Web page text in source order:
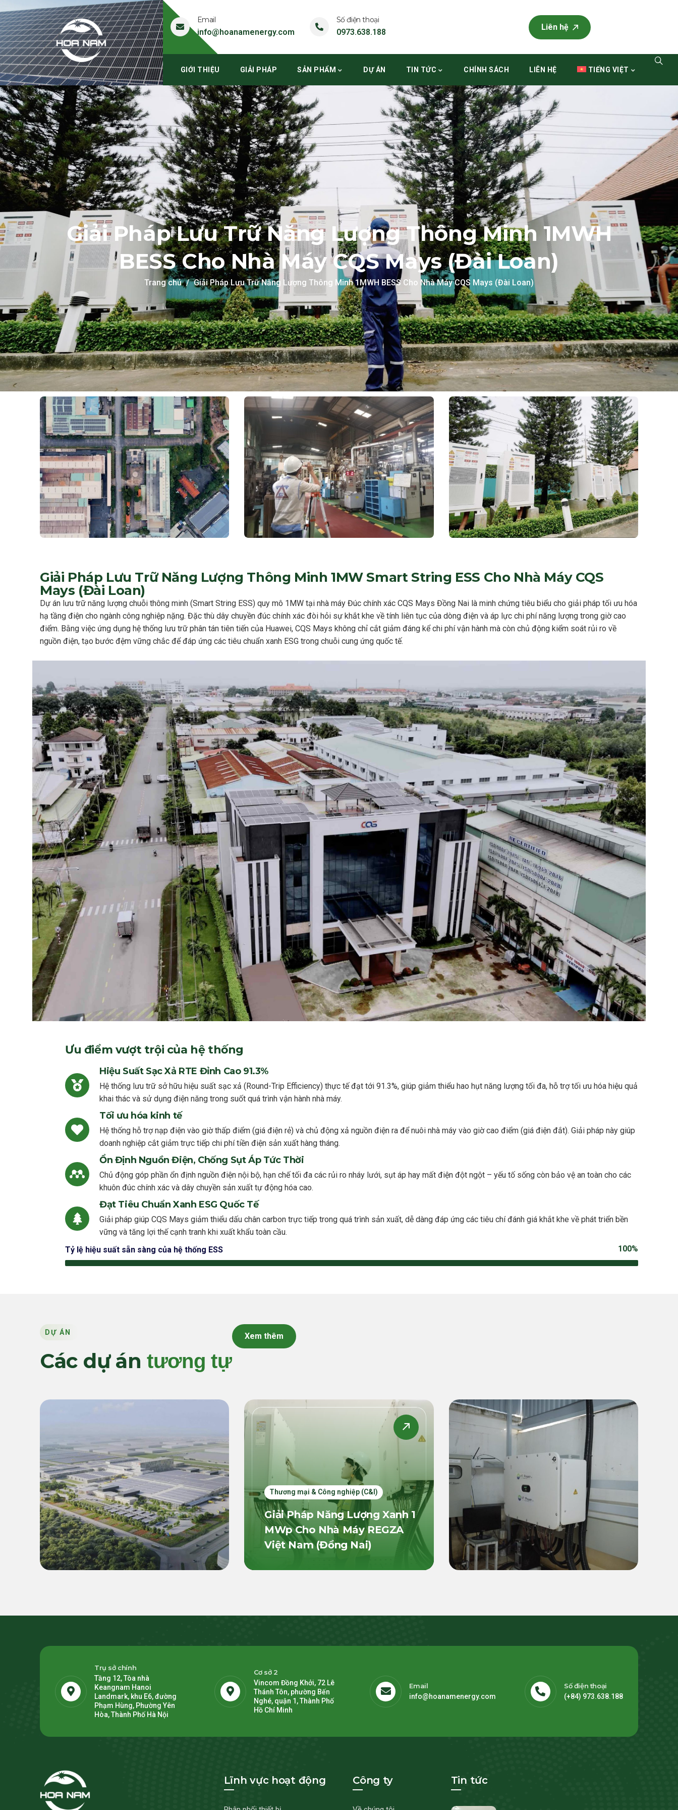
Email
info@hoanamenergy.com
Số điện thoại
0973.638.188
Liên hệ
GIỚI THIỆU GIẢI PHÁP SẢN PHẨM DỰ ÁN TIN TỨC CHÍNH SÁCH LIÊN HỆ TIẾNG VIỆT
Giải Pháp Lưu Trữ Năng Lượng Thông Minh 1MWH
BESS Cho Nhà Máy CQS Mays (Đài Loan)
Trang chủ Giải Pháp Lưu Trữ Năng Lượng Thông Minh 1MWH BESS Cho Nhà Máy CQS Mays (Đài Loan)
Giải Pháp Lưu Trữ Năng Lượng Thông Minh 1MW Smart String ESS Cho Nhà Máy CQS
Mays (Đài Loan)
Dự án lưu trữ năng lượng chuỗi thông minh (Smart String ESS) quy mô 1MW tại nhà máy Đúc chính xác CQS Mays Đồng Nai là minh chứng tiêu biểu cho giải pháp tối ưu hóa
hạ tầng điện cho ngành công nghiệp nặng. Đặc thù dây chuyền đúc chính xác đòi hỏi sự khắt khe về tính liên tục của dòng điện và áp lực chi phí năng lượng trong giờ cao
điểm. Bằng việc ứng dụng hệ thống lưu trữ phân tán tiên tiến của Huawei, CQS Mays không chỉ cắt giảm đáng kể chi phí vận hành mà còn chủ động kiểm soát rủi ro về
nguồn điện, tạo bước đệm vững chắc để đáp ứng các tiêu chuẩn xanh ESG trong chuỗi cung ứng quốc tế.
Ưu điểm vượt trội của hệ thống
Hiệu Suất Sạc Xả RTE Đỉnh Cao 91.3%
Hệ thống lưu trữ sở hữu hiệu suất sạc xả (Round-Trip Efficiency) thực tế đạt tới 91.3%, giúp giảm thiểu hao hụt năng lượng tối đa, hỗ trợ tối ưu hóa hiệu quả
khai thác và sử dụng điện năng trong suốt quá trình vận hành nhà máy.
Tối ưu hóa kinh tế
Hệ thống hỗ trợ nạp điện vào giờ thấp điểm (giá điện rẻ) và chủ động xả nguồn điện ra để nuôi nhà máy vào giờ cao điểm (giá điện đắt). Giải pháp này giúp
doanh nghiệp cắt giảm trực tiếp chi phí tiền điện sản xuất hàng tháng.
Ổn Định Nguồn Điện, Chống Sụt Áp Tức Thời
Chủ động góp phần ổn định nguồn điện nội bộ, hạn chế tối đa các rủi ro nháy lưới, sụt áp hay mất điện đột ngột – yếu tố sống còn bảo vệ an toàn cho các
khuôn đúc chính xác và dây chuyền sản xuất tự động hóa cao.
Đạt Tiêu Chuẩn Xanh ESG Quốc Tế
Giải pháp giúp CQS Mays giảm thiểu dấu chân carbon trực tiếp trong quá trình sản xuất, dễ dàng đáp ứng các tiêu chí đánh giá khắt khe về phát triển bền
vững và tăng lợi thế cạnh tranh khi xuất khẩu toàn cầu.
Tỷ lệ hiệu suất sẵn sàng của hệ thống ESS
100%
DỰ ÁN
Các dự án tương tự
Xem thêm
Thương mại & Công nghiệp (C&I)
Giải Pháp Năng Lượng Xanh
55 MWp Inverter & 22.4 MWh
BESS Cho Siêu Nhà Máy
LEGO Bình Dương 2
Thương mại & Công nghiệp (C&I)
Giải Pháp Năng Lượng Xanh 1
MWp Cho Nhà Máy REGZA
Việt Nam (Đồng Nai)
Thương mại & Công nghiệp (C&I)
Giải Pháp Năng Lượng Xanh 1
MWp Cho Nhà Máy Giày
Thiên Diệu (FDI Hòa Bình)
Trụ sở chính
Tầng 12, Tòa nhà
Keangnam Hanoi
Landmark, khu E6, đường
Phạm Hùng, Phường Yên
Hòa, Thành Phố Hà Nội
Cơ sở 2
Vincom Đồng Khởi, 72 Lê
Thánh Tôn, phường Bến
Nghé, quận 1, Thành Phố
Hồ Chí Minh
Email
info@hoanamenergy.com
Số điện thoại
(+84) 973.638.188
Lĩnh vực hoạt động Công ty Tin tức